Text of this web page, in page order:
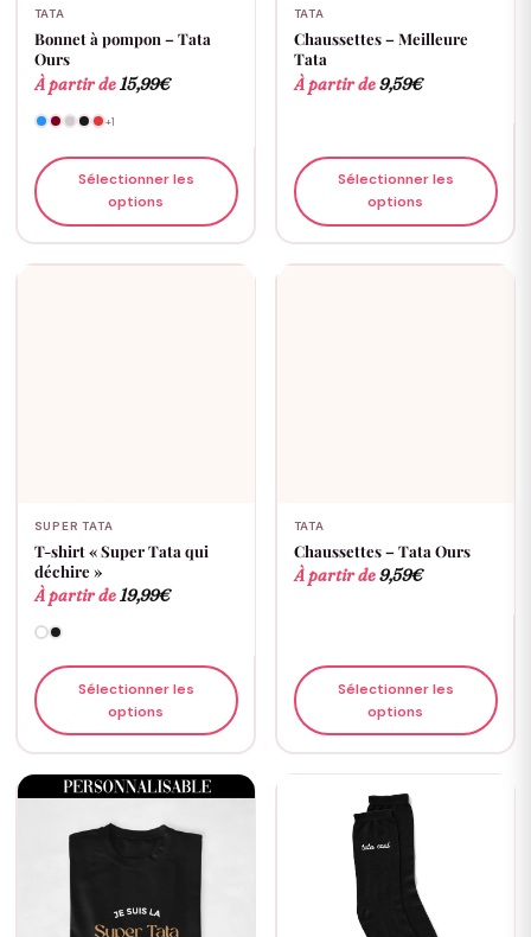
TATA
Bonnet à pompon – Tata
Ours
À partir de15,99€
+1
Sélectionner les
options
TATA
Chaussettes – Meilleure
Tata
À partir de9,59€
Sélectionner les
options
SUPER TATA
T-shirt « Super Tata qui
déchire »
À partir de19,99€
Sélectionner les
options
TATA
Chaussettes – Tata Ours
À partir de9,59€
Sélectionner les
options